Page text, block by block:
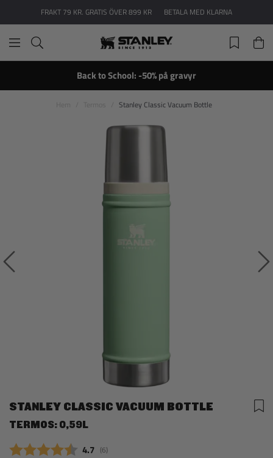
FRAKT 79 KR. GRATIS ÖVER 899 KR BETALA MED KLARNA
Back to School: -50% på gravyr
Stanley Classic Vacuum Bottle
STANLEY CLASSIC VACUUM BOTTLE
TERMOS: 0,59L
Snittbetyg:
4.7 (röster:
6)